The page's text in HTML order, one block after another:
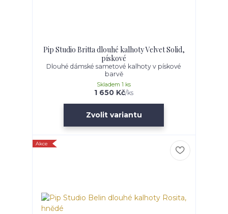
Pip Studio Britta dlouhé kalhoty Velvet Solid,
pískové
Dlouhé dámské sametové kalhoty v pískové
barvě
1 650 Kč/ks
Skladem 1 ks
Zvolit variantu
Akce